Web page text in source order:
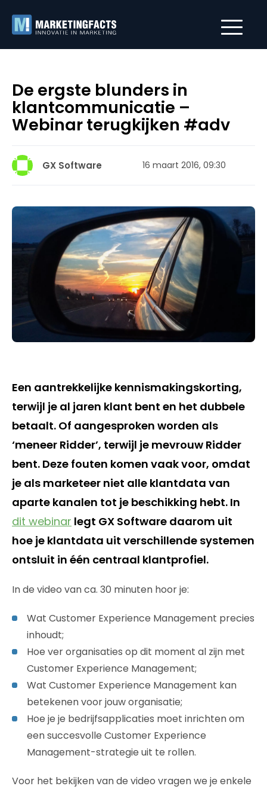
De ergste blunders in
klantcommunicatie –
Webinar terugkijken #adv
GX Software 16 maart 2016, 09:30
Een aantrekkelijke kennismakingskorting,
terwijl je al jaren klant bent en het dubbele
betaalt. Of aangesproken worden als
‘meneer Ridder’, terwijl je mevrouw Ridder
bent. Deze fouten komen vaak voor, omdat
je als marketeer niet alle klantdata van
aparte kanalen tot je beschikking hebt. In
dit webinar legt GX Software daarom uit
hoe je klantdata uit verschillende systemen
ontsluit in één centraal klantprofiel.
In de video van ca. 30 minuten hoor je:
Wat Customer Experience Management precies
inhoudt;
Hoe ver organisaties op dit moment al zijn met
Customer Experience Management;
Wat Customer Experience Management kan
betekenen voor jouw organisatie;
Hoe je je bedrijfsapplicaties moet inrichten om
een succesvolle Customer Experience
Management-strategie uit te rollen.
Voor het bekijken van de video vragen we je enkele